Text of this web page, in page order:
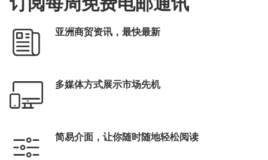
亚洲商贸资讯，最快最新
多媒体方式展示市场先机
简易介面，让你随时随地轻松阅读